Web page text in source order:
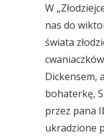
W
nas do
świata
Dickensem,
bohaterkę,
przez pana
ukradzione